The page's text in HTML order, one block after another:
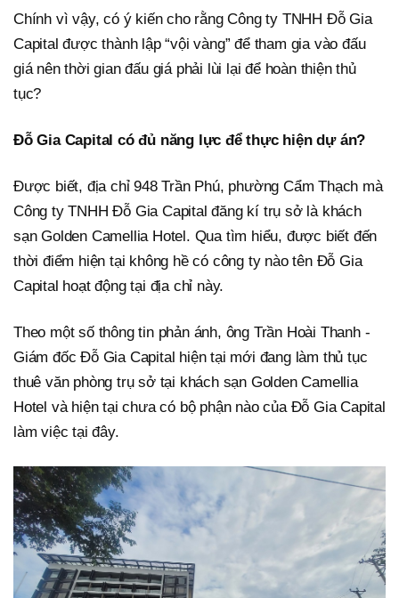
Chính vì vậy, có ý kiến cho rằng Công ty TNHH Đỗ Gia
Capital được thành lập “vội vàng” để tham gia vào đấu
giá nên thời gian đấu giá phải lùi lại để hoàn thiện thủ
tục?
Đỗ Gia Capital có đủ năng lực để thực hiện dự án?
Được biết, địa chỉ 948 Trần Phú, phường Cẩm Thạch mà
Công ty TNHH Đỗ Gia Capital đăng kí trụ sở là khách
sạn Golden Camellia Hotel. Qua tìm hiểu, được biết đến
thời điểm hiện tại không hề có công ty nào tên Đỗ Gia
Capital hoạt động tại địa chỉ này.
Theo một số thông tin phản ánh, ông Trần Hoài Thanh -
Giám đốc Đỗ Gia Capital hiện tại mới đang làm thủ tục
thuê văn phòng trụ sở tại khách sạn Golden Camellia
Hotel và hiện tại chưa có bộ phận nào của Đỗ Gia Capital
làm việc tại đây.